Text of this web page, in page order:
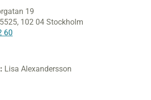
19
102 04 Stockholm
60
Lisa Alexandersson